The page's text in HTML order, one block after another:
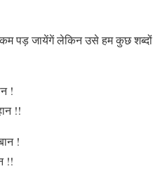
कम पड़ जायेंगें लेकिन उसे हम कुछ शब्दों
!
!!
!
!!